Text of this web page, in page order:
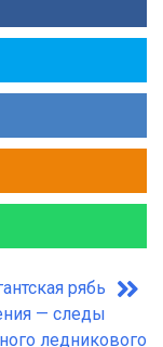
рябь
— следы
ледникового